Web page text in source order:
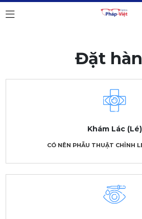
Đặt
Khám Lác (Lé)
CÓ NÊN PHẪU THUẬT CHỈNH